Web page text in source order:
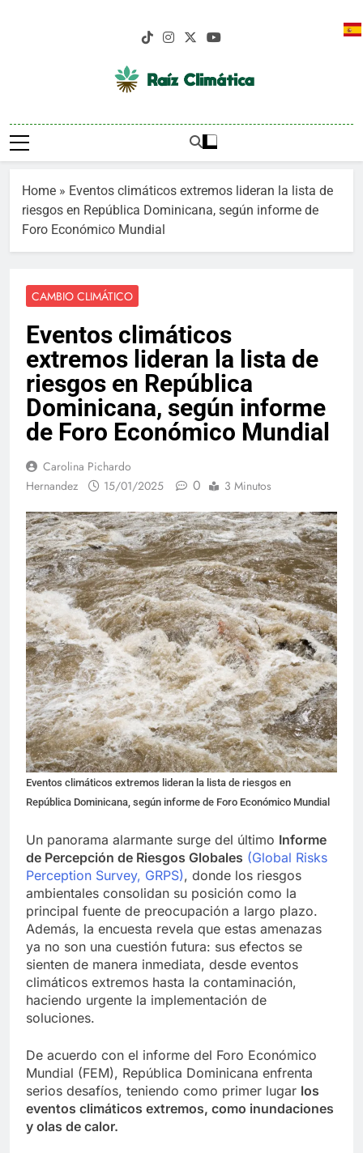
Raíz Climática
Informaciones Sobre Cambio Climático
En República Dominicana
Home » Eventos climáticos extremos lideran la lista de
riesgos en República Dominicana, según informe de
Foro Económico Mundial
CAMBIO CLIMÁTICO
Eventos climáticos
extremos lideran la lista de
riesgos en República
Dominicana, según informe
de Foro Económico Mundial
Carolina Pichardo
Hernandez
15/01/2025 0 3 Minutos
Eventos climáticos extremos lideran la lista de riesgos en
República Dominicana, según informe de Foro Económico Mundial
Un panorama alarmante surge del último Informe
de Percepción de Riesgos Globales (Global Risks
Perception Survey, GRPS), donde los riesgos
ambientales consolidan su posición como la
principal fuente de preocupación a largo plazo.
Además, la encuesta revela que estas amenazas
ya no son una cuestión futura: sus efectos se
sienten de manera inmediata, desde eventos
climáticos extremos hasta la contaminación,
haciendo urgente la implementación de
soluciones.
De acuerdo con el informe del Foro Económico
Mundial (FEM), República Dominicana enfrenta
serios desafíos, teniendo como primer lugar los
eventos climáticos extremos, como inundaciones
y olas de calor.